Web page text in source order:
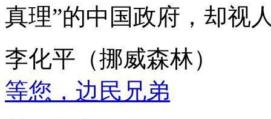
真理”的中国政府，却视
李化平（挪威森林）
等您，边民兄弟